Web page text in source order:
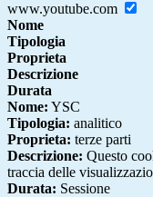
www.youtube.com
Nome
Tipologia
Proprieta
Descrizione
Durata
Nome: YSC
Tipologia: analitico
Proprieta: terze parti
Descrizione: Questo
traccia delle
Durata: Sessione